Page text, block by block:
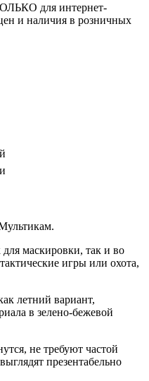
для интернет-
и наличия в розничных
маскировки, так и во
игры или охота,
летний вариант,
в зелено-бежевой
не требуют частой
презентабельно